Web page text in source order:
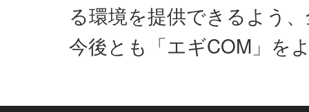
る環境を提供できるよう
今後とも「エギCOM」を